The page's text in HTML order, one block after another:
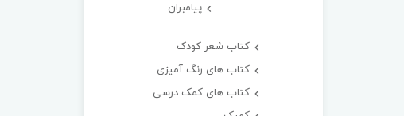
پیامبران
کتاب شعر کودک
کتاب های رنگ آمیزی
کتاب های کمک درسی